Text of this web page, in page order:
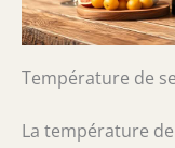
Température de
La température